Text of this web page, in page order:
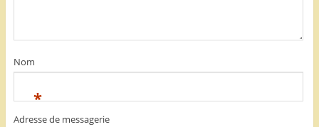
Nom
*
Adresse de messagerie